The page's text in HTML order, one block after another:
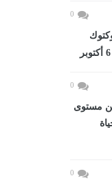
0
0
مستوى
0